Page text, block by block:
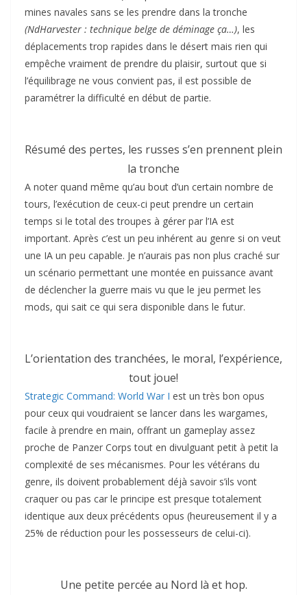
mines navales sans se les prendre dans la tronche
(NdHarvester : technique belge de déminage ça…), les
déplacements trop rapides dans le désert mais rien qui
empêche vraiment de prendre du plaisir, surtout que si
l’équilibrage ne vous convient pas, il est possible de
paramétrer la difficulté en début de partie.
Résumé des pertes, les russes s’en prennent plein
la tronche
A noter quand même qu’au bout d’un certain nombre de
tours, l’exécution de ceux-ci peut prendre un certain
temps si le total des troupes à gérer par l’IA est
important. Après c’est un peu inhérent au genre si on veut
une IA un peu capable. Je n’aurais pas non plus craché sur
un scénario permettant une montée en puissance avant
de déclencher la guerre mais vu que le jeu permet les
mods, qui sait ce qui sera disponible dans le futur.
L’orientation des tranchées, le moral, l’expérience,
tout joue!
Strategic Command: World War I est un très bon opus
pour ceux qui voudraient se lancer dans les wargames,
facile à prendre en main, offrant un gameplay assez
proche de Panzer Corps tout en divulguant petit à petit la
complexité de ses mécanismes. Pour les vétérans du
genre, ils doivent probablement déjà savoir s’ils vont
craquer ou pas car le principe est presque totalement
identique aux deux précédents opus (heureusement il y a
25% de réduction pour les possesseurs de celui-ci).
Une petite percée au Nord là et hop.